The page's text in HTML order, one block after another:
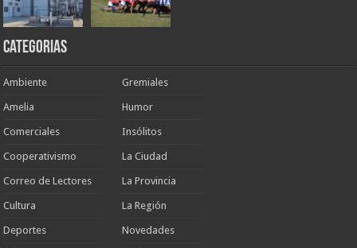
Categorias
Ambiente
Amelia
Comerciales
Cooperativismo
Correo de Lectores
Cultura
Deportes
Gremiales
Humor
Insólitos
La Ciudad
La Provincia
La Región
Novedades